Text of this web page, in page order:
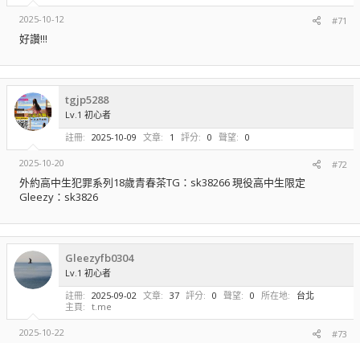
2025-10-12 #71
好讚!!!
tgjp5288
Lv.1 初心者
註冊
2025-10-09 文章 1 評分 0 聲望 0
2025-10-20 #72
外約高中生犯罪系列18歲青春茶TG：sk38266 現役高中生限定
Gleezy：sk3826
Gleezyfb0304
Lv.1 初心者
註冊
2025-09-02 文章 37 評分 0 聲望 0 所在地
台北
主頁
t.me
2025-10-22 #73